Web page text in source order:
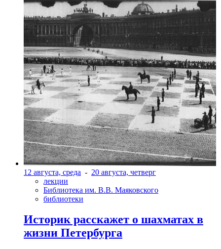
12 августа, среда - 20 августа, четверг
лекции
Библиотека им. В.В. Маяковского
библиотеки
Историк расскажет о шахматах в
жизни Петербурга